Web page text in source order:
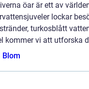
öar är ett av
lockar
turkosblått
kommer vi att utforska
Blom